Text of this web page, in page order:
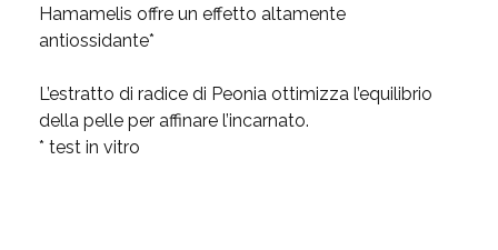
Hamamelis offre un effetto altamente
antiossidante*
L’estratto di radice di Peonia ottimizza l’equilibrio
della pelle per affinare l’incarnato.
* test in vitro